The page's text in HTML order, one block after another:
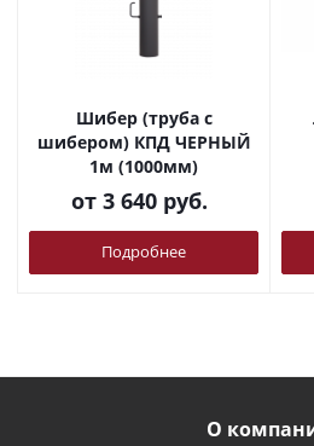
Шибер (труба с
шибером) КПД ЧЕРНЫЙ
1м (1000мм)
от 3 640 руб.
Подробнее
О